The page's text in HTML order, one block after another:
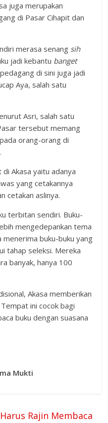
juga merupakan
di Pasar Cihapit dan
merasa senang sih
jadi kebantu banget
di sini juga jadi
Aya, salah satu
Asri, salah satu
tersebut memang
orang-orang di
Akasa yaitu adanya
yang cetakannya
cetakan aslinya.
terbitan sendiri. Buku-
mengedepankan tema
buku-buku yang
tahap seleksi. Mereka
banyak, hanya 100
Akasa memberikan
ini cocok bagi
buku dengan suasana
Mukti
Rajin Membaca